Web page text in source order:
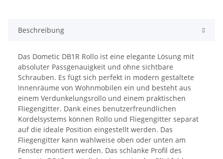
Beschreibung
Das Dometic DB1R Rollo ist eine elegante Lösung mit
absoluter Passgenauigkeit und ohne sichtbare
Schrauben. Es fügt sich perfekt in modern gestaltete
Innenräume von Wohnmobilen ein und besteht aus
einem Verdunkelungsrollo und einem praktischen
Fliegengitter. Dank eines benutzerfreundlichen
Kordelsystems können Rollo und Fliegengitter separat
auf die ideale Position eingestellt werden. Das
Fliegengitter kann wahlweise oben oder unten am
Fenster montiert werden. Das schlanke Profil des